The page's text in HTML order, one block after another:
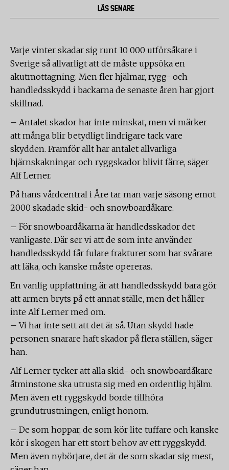
LÄS SENARE
Varje vinter skadar sig runt 10 000 utförsåkare i
Sverige så allvarligt att de måste uppsöka en
akutmottagning. Men fler hjälmar, rygg- och
handledsskydd i backarna de senaste åren har gjort
skillnad.
– Antalet skador har inte minskat, men vi märker
att många blir betydligt lindrigare tack vare
skydden. Framför allt har antalet allvarliga
hjärnskakningar och ryggskador blivit färre, säger
Alf Lerner.
På hans vårdcentral i Åre tar man varje säsong emot
2000 skadade skid- och snowboardåkare.
– För snowboardåkarna är handledsskador det
vanligaste. Där ser vi att de som inte använder
handledsskydd får fulare frakturer som har svårare
att läka, och kanske måste opereras.
En vanlig uppfattning är att handledsskydd bara gör
att armen bryts på ett annat ställe, men det håller
inte Alf Lerner med om.
– Vi har inte sett att det är så. Utan skydd hade
personen snarare haft skador på flera ställen, säger
han.
Alf Lerner tycker att alla skid- och snowboardåkare
åtminstone ska utrusta sig med en ordentlig hjälm.
Men även ett ryggskydd borde tillhöra
grundutrustningen, enligt honom.
– De som hoppar, de som kör lite tuffare och kanske
kör i skogen har ett stort behov av ett ryggskydd.
Men även nybörjare, det är de som skadar sig mest,